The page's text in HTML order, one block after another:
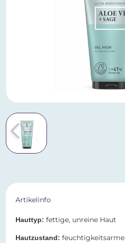
Artikelinfo
Hauttyp: fettige, unreine Haut
Hautzustand: